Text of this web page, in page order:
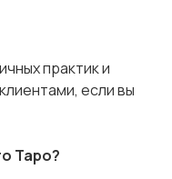
практик и
если вы
Таро?